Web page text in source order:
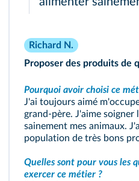
Richard N.
Proposer des produits de
Pourquoi avoir choisi ce
J'ai toujours aimé
grand-père. J'aime
sainement mes animaux.
population de très bons
Quelles sont pour vous les
exercer ce métier ?